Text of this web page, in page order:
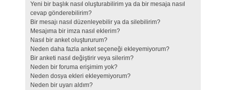
Yeni bir başlık nasıl oluşturabilirim ya da bir mesaja nasıl
cevap gönderebilirim?
Bir mesajı nasıl düzenleyebilir ya da silebilirim?
Mesajıma bir imza nasıl eklerim?
Nasıl bir anket oluştururum?
Neden daha fazla anket seçeneği ekleyemiyorum?
Bir anketi nasıl değiştirir veya silerim?
Neden bir foruma erişimim yok?
Neden dosya ekleri ekleyemiyorum?
Neden bir uyarı aldım?